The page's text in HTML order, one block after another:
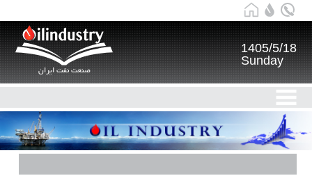
صنعت نفت ایران
1405/5/18
Sunday